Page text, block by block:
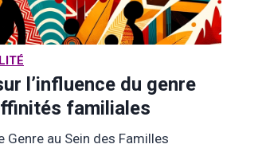
l’influence du genre
familiales
Genre au Sein des Familles